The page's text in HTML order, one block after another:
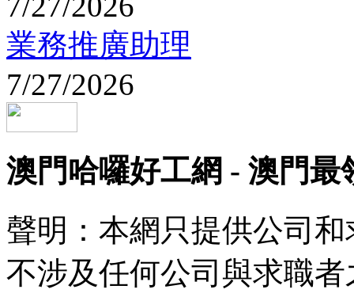
業務推廣助理
7/27/2026
澳門哈囉好工網 - 澳門最
聲明：本網只提供公司
不涉及任何公司與求職